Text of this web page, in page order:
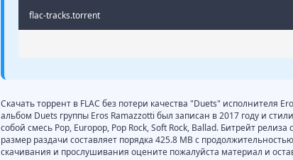
flac-tracks.torrent
Скачать торрент в FLAC без потери качества "Duets" исполнителя
альбом Duets группы Eros Ramazzotti был записан в 2017 году и
собой смесь Pop, Europop, Pop Rock, Soft Rock, Ballad. Битрейт релиза
размер раздачи составляет порядка 425.8 MB с
скачивания и прослушивания оцените пожалуйста материал и